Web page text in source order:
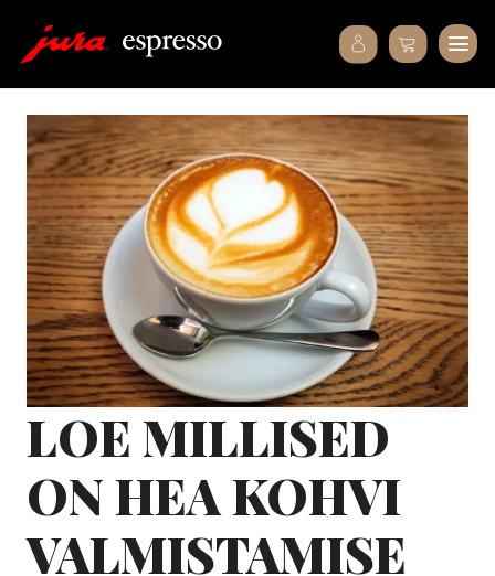
LOE MILLISED
ON HEA KOHVI
VALMISTAMISE